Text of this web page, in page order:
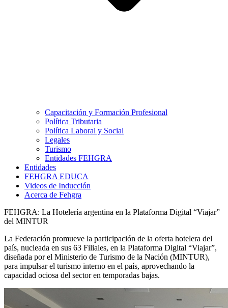
Capacitación y Formación Profesional
Política Tributaria
Política Laboral y Social
Legales
Turismo
Entidades FEHGRA
Entidades
FEHGRA EDUCA
Videos de Inducción
Acerca de Fehgra
FEHGRA: La Hotelería argentina en la Plataforma Digital “Viajar”
del MINTUR
La Federación promueve la participación de la oferta hotelera del
país, nucleada en sus 63 Filiales, en la Plataforma Digital “Viajar”,
diseñada por el Ministerio de Turismo de la Nación (MINTUR),
para impulsar el turismo interno en el país, aprovechando la
capacidad ociosa del sector en temporadas bajas.